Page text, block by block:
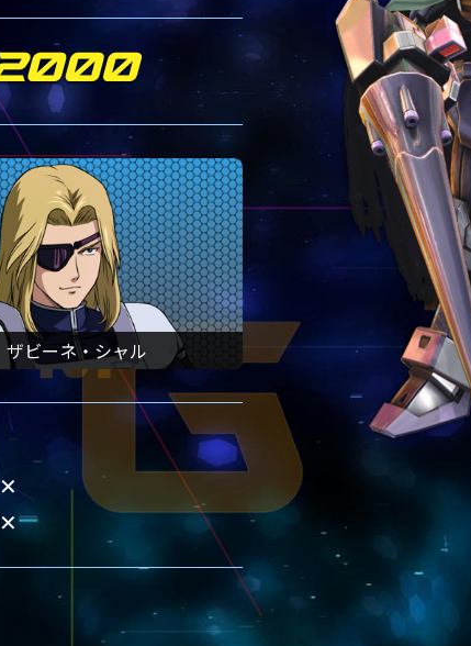
ザビーネ・シャル
✕
✕